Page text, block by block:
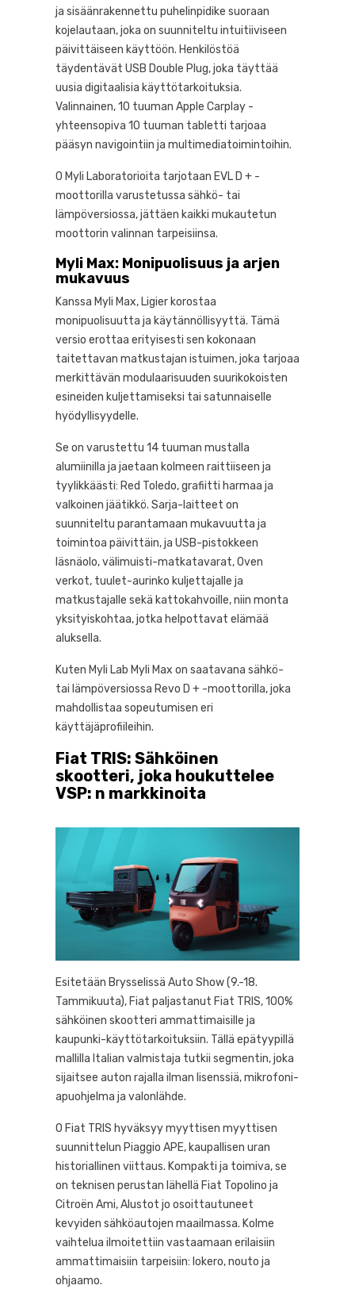
ja sisäänrakennettu puhelinpidike suoraan
kojelautaan, joka on suunniteltu intuitiiviseen
päivittäiseen käyttöön. Henkilöstöä
täydentävät USB Double Plug, joka täyttää
uusia digitaalisia käyttötarkoituksia.
Valinnainen, 10 tuuman Apple Carplay -
yhteensopiva 10 tuuman tabletti tarjoaa
pääsyn navigointiin ja multimediatoimintoihin.
0 Myli Laboratorioita tarjotaan EVL D + -
moottorilla varustetussa sähkö- tai
lämpöversiossa, jättäen kaikki mukautetun
moottorin valinnan tarpeisiinsa.
Myli Max: Monipuolisuus ja arjen
mukavuus
Kanssa Myli Max, Ligier korostaa
monipuolisuutta ja käytännöllisyyttä. Tämä
versio erottaa erityisesti sen kokonaan
taitettavan matkustajan istuimen, joka tarjoaa
merkittävän modulaarisuuden suurikokoisten
esineiden kuljettamiseksi tai satunnaiselle
hyödyllisyydelle.
Se on varustettu 14 tuuman mustalla
alumiinilla ja jaetaan kolmeen raittiiseen ja
tyylikkäästi: Red Toledo, grafiitti harmaa ja
valkoinen jäätikkö. Sarja-laitteet on
suunniteltu parantamaan mukavuutta ja
toimintoa päivittäin, ja USB-pistokkeen
läsnäolo, välimuisti-matkatavarat, Oven
verkot, tuulet-aurinko kuljettajalle ja
matkustajalle sekä kattokahvoille, niin monta
yksityiskohtaa, jotka helpottavat elämää
aluksella.
Kuten Myli Lab Myli Max on saatavana sähkö-
tai lämpöversiossa Revo D + -moottorilla, joka
mahdollistaa sopeutumisen eri
käyttäjäprofiileihin.
Fiat TRIS: Sähköinen
skootteri, joka houkuttelee
VSP: n markkinoita
Esitetään Brysselissä Auto Show (9.-18.
Tammikuuta), Fiat paljastanut Fiat TRIS, 100%
sähköinen skootteri ammattimaisille ja
kaupunki-käyttötarkoituksiin. Tällä epätyypillä
mallilla Italian valmistaja tutkii segmentin, joka
sijaitsee auton rajalla ilman lisenssiä, mikrofoni-
apuohjelma ja valonlähde.
0 Fiat TRIS hyväksyy myyttisen myyttisen
suunnittelun Piaggio APE, kaupallisen uran
historiallinen viittaus. Kompakti ja toimiva, se
on teknisen perustan lähellä Fiat Topolino ja
Citroën Ami, Alustot jo osoittautuneet
kevyiden sähköautojen maailmassa. Kolme
vaihtelua ilmoitettiin vastaamaan erilaisiin
ammattimaisiin tarpeisiin: lokero, nouto ja
ohjaamo.